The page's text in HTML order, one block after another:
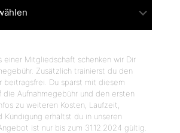
einer Mitgliedschaft schenken wir Dir
Zusätzlich trainierst du den
beitragsfrei. Du sparst mit diesem
Aufnahmegebühr und den ersten
zu weiteren Kosten, Laufzeit,
Kündigung erhältst du in unseren
ist nur bis zum 31.12.2024 gültig.